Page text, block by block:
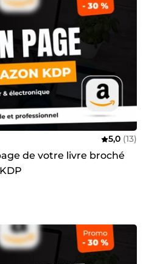
5,0 (13)
de votre livre broché